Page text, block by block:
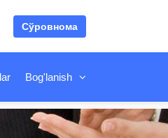
Сўровнома
Bog'lanish